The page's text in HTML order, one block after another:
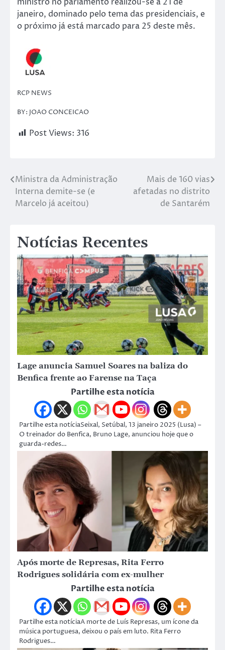
janeiro, dominado pelo tema das presidenciais, e
o próximo já está marcado para 25 deste mês.
RCP NEWS
BY: JOAO CONCEICAO
Post Views: 316
Ministra da Administração
Interna demite-se (e
Marcelo já aceitou)
Mais de 160 vias
afetadas no distrito
de Santarém
Notícias Recentes
Lage anuncia Samuel Soares na baliza do
Benfica frente ao Farense na Taça
Partilhe esta notícia
Partilhe esta notíciaSeixal, Setúbal, 13 janeiro 2025 (Lusa) –
O treinador do Benfica, Bruno Lage, anunciou hoje que o
guarda-redes…
Após morte de Represas, Rita Ferro
Rodrigues solidária com ex-mulher
Partilhe esta notícia
Partilhe esta notíciaA morte de Luís Represas, um ícone da
música portuguesa, deixou o país em luto. Rita Ferro
Rodrigues…